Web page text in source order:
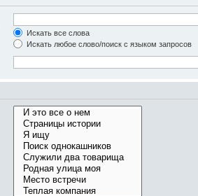
Искать все слова
Искать любое слово/поиск с языком запросов